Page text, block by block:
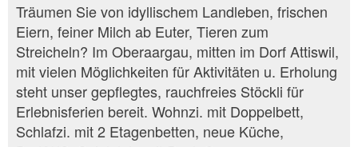
Träumen Sie von idyllischem Landleben, frischen
Eiern, feiner Milch ab Euter, Tieren zum
Streicheln? Im Oberaargau, mitten im Dorf Attiswil,
mit vielen Möglichkeiten für Aktivitäten u. Erholung
steht unser gepflegtes, rauchfreies Stöckli für
Erlebnisferien bereit. Wohnzi. mit Doppelbett,
Schlafzi. mit 2 Etagenbetten, neue Küche,